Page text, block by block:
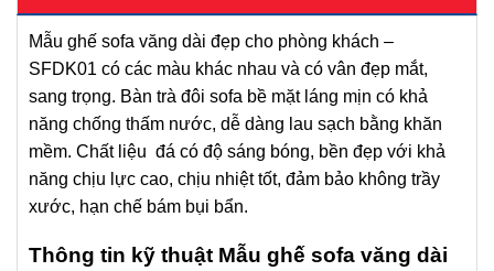
Mẫu ghế sofa văng dài đẹp cho phòng khách –
SFDK01 có các màu khác nhau và có vân đẹp mắt,
sang trọng. Bàn trà đôi sofa bề mặt láng mịn có khả
năng chống thấm nước, dễ dàng lau sạch bằng khăn
mềm. Chất liệu đá có độ sáng bóng, bền đẹp với khả
năng chịu lực cao, chịu nhiệt tốt, đảm bảo không trầy
xước, hạn chế bám bụi bẩn.
Thông tin kỹ thuật Mẫu ghế sofa văng dài